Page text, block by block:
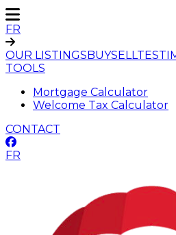
FR
OUR LISTINGSBUYSELL
TOOLS
Mortgage Calculator
Welcome Tax Calculator
CONTACT
FR